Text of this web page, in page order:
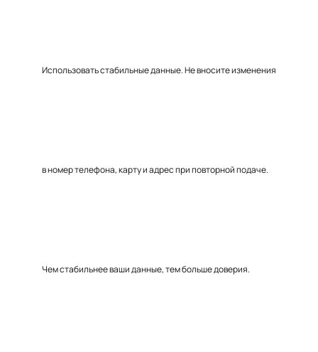
Использовать стабильные данные. Не вносите изменения
в номер телефона, карту и адрес при повторной подаче.
Чем стабильнее ваши данные, тем больше доверия.